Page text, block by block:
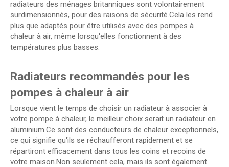
radiateurs des ménages britanniques sont volontairement
surdimensionnés, pour des raisons de sécurité.Cela les rend
plus que adaptés pour être utilisés avec des pompes à
chaleur à air, même lorsqu'elles fonctionnent à des
températures plus basses.
Radiateurs recommandés pour les
pompes à chaleur à air
Lorsque vient le temps de choisir un radiateur à associer à
votre pompe à chaleur, le meilleur choix serait un radiateur en
aluminium.Ce sont des conducteurs de chaleur exceptionnels,
ce qui signifie qu'ils se réchaufferont rapidement et se
répartiront efficacement dans tous les coins et recoins de
votre maison.Non seulement cela, mais ils sont également